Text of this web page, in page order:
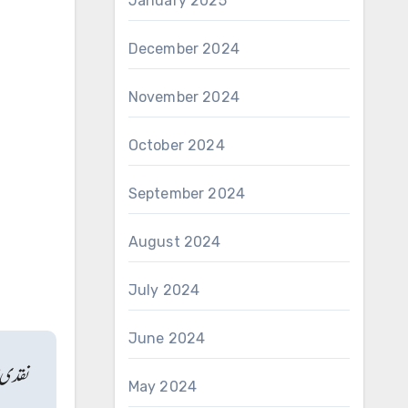
December 2024
November 2024
October 2024
September 2024
August 2024
July 2024
June 2024
May 2024